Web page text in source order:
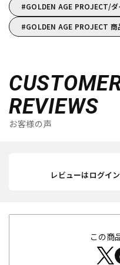
GOLDEN AGE PROJECT/
GOLDEN AGE PROJECT 商
REVIEWS
お客様の声
レビューはログイ
この商